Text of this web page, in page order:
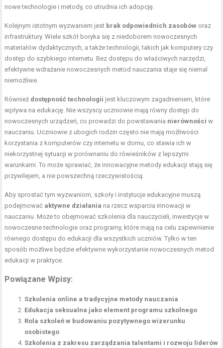
nowe technologie i metody, co utrudnia ich adopcję.
Kolejnym istotnym wyzwaniem jest brak odpowiednich zasobów oraz
infrastruktury. Wiele szkół boryka się z niedoborem nowoczesnych
materiałów dydaktycznych, a także technologii, takich jak komputery czy
dostęp do szybkiego internetu. Bez dostępu do właściwych narzędzi,
efektywne wdrażanie nowoczesnych metod nauczania staje się niemal
niemożliwe.
Również dostępność technologii jest kluczowym zagadnieniem, które
wpływa na edukację. Nie wszyscy uczniowie mają równy dostęp do
nowoczesnych urządzeń, co prowadzi do powstawania nierówności w
nauczaniu. Uczniowie z ubogich rodzin często nie mają możliwości
korzystania z komputerów czy internetu w domu, co stawia ich w
niekorzystnej sytuacji w porównaniu do rówieśników z lepszymi
warunkami. To może sprawiać, że innowacyjne metody edukacji stają się
przywilejem, a nie powszechną rzeczywistością.
Aby sprostać tym wyzwaniom, szkoły i instytucje edukacyjne muszą
podejmować aktywne działania na rzecz wsparcia innowacji w
nauczaniu. Może to obejmować szkolenia dla nauczycieli, inwestycje w
nowoczesne technologie oraz programy, które mają na celu zapewnienie
równego dostępu do edukacji dla wszystkich uczniów. Tylko w ten
sposób możliwe będzie efektywne wykorzystanie nowoczesnych metod
edukacji w praktyce.
Powiązane Wpisy:
Szkolenia online a tradycyjne metody nauczania
Edukacja seksualna jako element programu szkolnego
Rola szkoleń w budowaniu pozytywnego wizerunku
osobistego
Szkolenia z zakresu zarządzania talentami i rozwoju liderów